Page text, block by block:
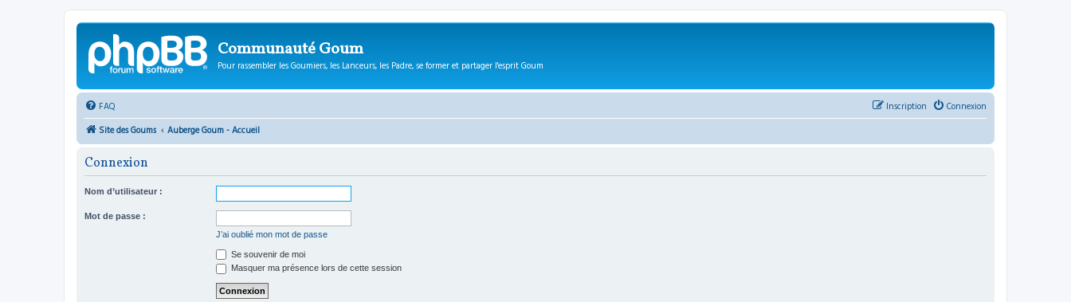
Communauté Goum
Pour rassembler les Goumiers, les Lanceurs, les Padre, se former et partager l'esprit Goum
FAQ Connexion
Inscription
Site des Goums
Auberge Goum - Accueil
Connexion
Nom d’utilisateur :
Mot de passe :
J’ai oublié mon mot de passe
Se souvenir de moi
Masquer ma présence lors de cette session